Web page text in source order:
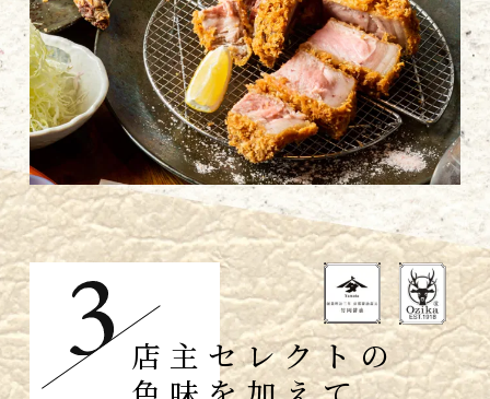
店主セレクトの